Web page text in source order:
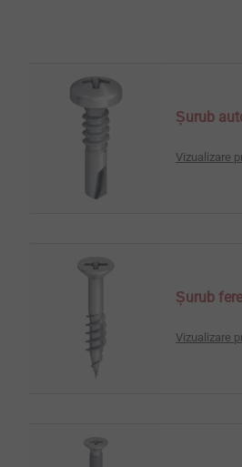
Șurub
Vizualizare
Șurub
Vizualizare